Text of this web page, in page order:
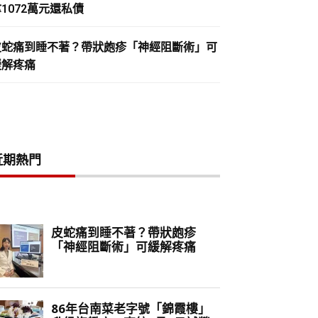
萬元還私債
痛到睡不著？帶狀皰疹「神經阻斷術」可
疼痛
熱門